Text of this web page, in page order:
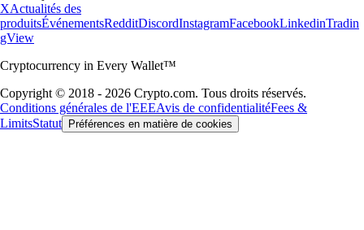
XActualités des
produitsÉvénementsRedditDiscordInstagramFacebookLinkedinTradin
gView
Cryptocurrency in Every Wallet™
Copyright © 2018 - 2026 Crypto.com. Tous droits réservés.
Conditions générales de l'EEEAvis de confidentialitéFees &
LimitsStatut Préférences en matière de cookies